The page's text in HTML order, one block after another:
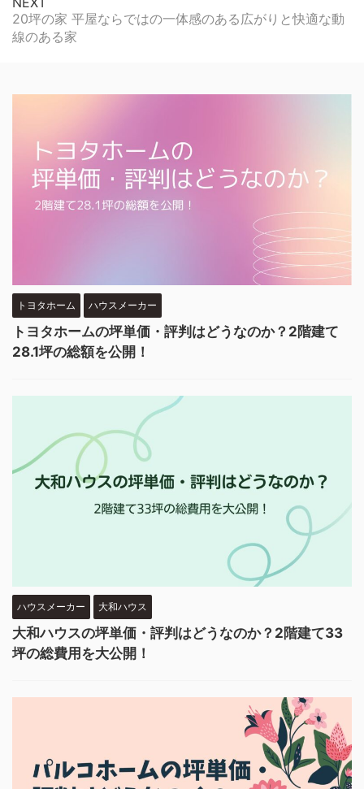
20坪の家 平屋ならではの一体感のある広がりと快適な動
線のある家
トヨタホーム ハウスメーカー
トヨタホームの坪単価・評判はどうなのか？2階建て
28.1坪の総額を公開！
ハウスメーカー 大和ハウス
大和ハウスの坪単価・評判はどうなのか？2階建て33
坪の総費用を大公開！